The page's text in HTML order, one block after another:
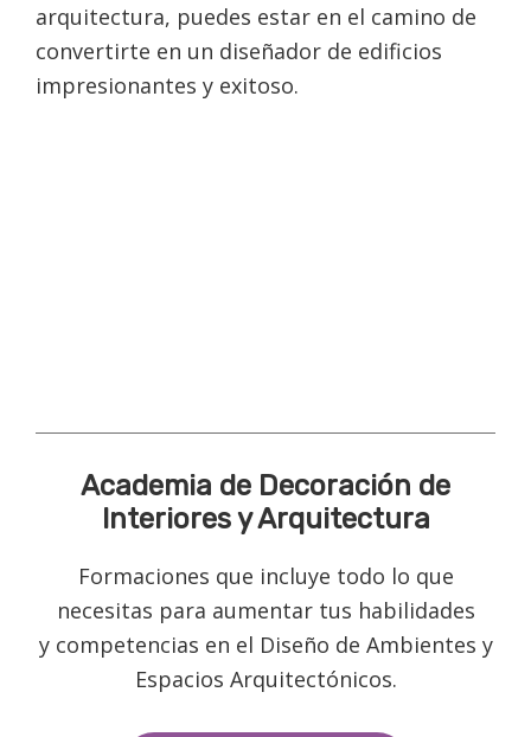
arquitectura, puedes estar en el camino de
convertirte en un diseñador de edificios
impresionantes y exitoso.
Academia de Decoración de
Interiores y Arquitectura
Formaciones que incluye todo lo que
necesitas para aumentar tus habilidades
y competencias en el Diseño de Ambientes y
Espacios Arquitectónicos.